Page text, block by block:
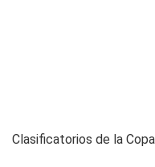
Clasificatorios de la